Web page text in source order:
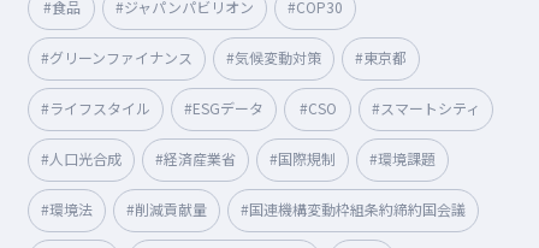
#食品 #ジャパンパビリオン #COP30
#グリーンファイナンス #気候変動対策 #東京都
#ライフスタイル #ESGデータ #CSO #スマートシティ
#人口光合成 #経済産業省 #国際規制 #環境課題
#環境法 #削減貢献量 #国連機構変動枠組条約締約国会議